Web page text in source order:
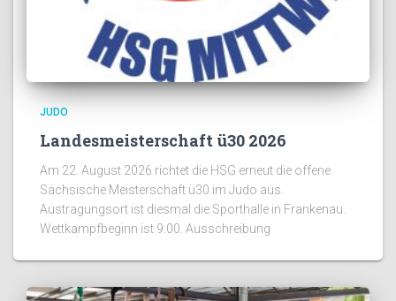
JUDO
Landesmeisterschaft ü30 2026
Am 22. August 2026 richtet die HSG erneut die offene
Sächsische Meisterschaft ü30 im Judo aus.
Austragungsort ist diesmal die Sporthalle in Frankenau.
Wettkampfbeginn ist 9:00. Ausschreibung